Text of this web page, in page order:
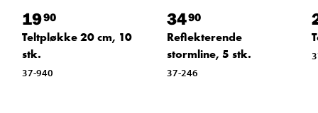
1990
Teltpløkke 20 cm, 10
stk.
37-940
3490
Reflekterende
stormline, 5 stk.
37-246